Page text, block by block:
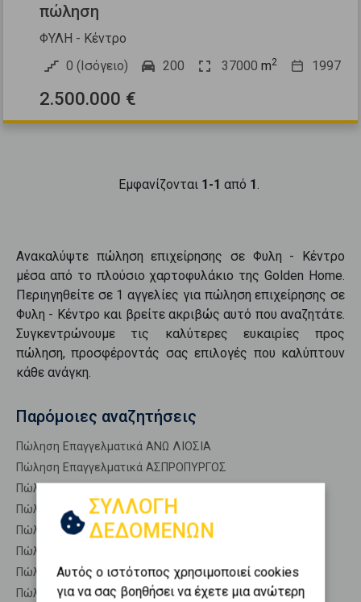
πώληση
ΦΥΛΗ - Κέντρο
0 (Ισόγειο)
200 37000 m2 1997
2.500.000 €
Εμφανίζονται 1-1 από 1
Ανακαλύψτε πώληση επιχείρησης σε Φυλη - Κέντρο
μέσα από το πλούσιο χαρτοφυλάκιο της Golden Home.
Περιηγηθείτε σε 1 αγγελίες για πώληση επιχείρησης σε
Φυλη - Κέντρο και βρείτε ακριβώς αυτό που αναζητάτε.
Συγκεντρώνουμε τις καλύτερες ευκαιρίες προς
πώληση, προσφέροντάς σας επιλογές που καλύπτουν
κάθε ανάγκη.
Παρόμοιες αναζητήσεις
Πώληση Επαγγελματικά ΑΝΩ ΛΙΟΣΙΑ
Πώληση Επαγγελματικά ΑΣΠΡΟΠΥΡΓΟΣ
Πώληση Επαγγελματικά ΒΙΛΙΑ
Πώληση Επαγγελματικά ΕΛΕΥΣΙΝΑ
Πώληση Επαγγελματικά ΕΡΥΘΡΕΣ
Πώληση Επαγγελματικά ΜΑΓΟΥΛΑ
Πώληση Επαγγελματικά ΜΑΝΔΡΑ
Πώληση Επαγγελματικά ΜΕΓΑΡΑ
ΣΥΛΛΟΓΗ
ΔΕΔΟΜΕΝΩΝ
Αυτός ο ιστότοπος χρησιμοποιεί cookies
για να σας βοηθήσει να έχετε μια ανώτερη